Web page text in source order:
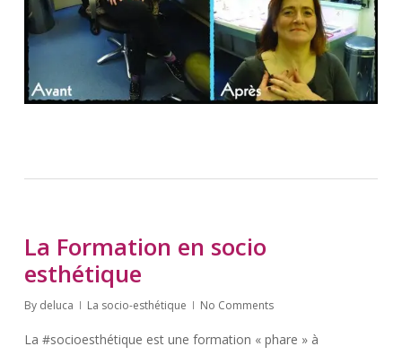
La Formation en socio
esthétique
By deluca La socio-esthétique No Comments
La #socioesthétique est une formation « phare » à